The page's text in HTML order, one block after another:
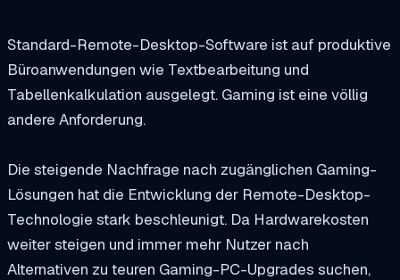
Standard-Remote-Desktop-Software ist auf produktive
Büroanwendungen wie Textbearbeitung und
Tabellenkalkulation ausgelegt. Gaming ist eine völlig
andere Anforderung.
Die steigende Nachfrage nach zugänglichen Gaming-
Lösungen hat die Entwicklung der Remote-Desktop-
Technologie stark beschleunigt. Da Hardwarekosten
weiter steigen und immer mehr Nutzer nach
Alternativen zu teuren Gaming-PC-Upgrades suchen,